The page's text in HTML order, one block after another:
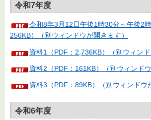
令和7年度
令和8年3月12日午後1時30分～午後2
256KB）（別ウィンドウが開きます）
資料1（PDF：2,736KB）（別ウィンド
資料2（PDF：161KB）（別ウィンドウ
資料3（PDF：89KB）（別ウィンドウ
令和6年度